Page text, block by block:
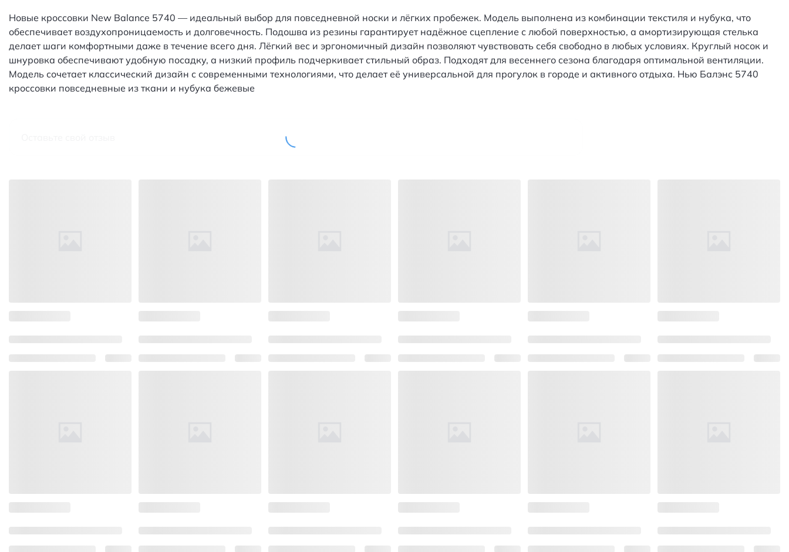
Новые кроссовки New Balance 5740 — идеальный выбор для повседневной носки и лёгких пробежек. Модель выполнена из комбинации текстиля и нубука, что
обеспечивает воздухопроницаемость и долговечность. Подошва из резины гарантирует надёжное сцепление с любой поверхностью, а амортизирующая стелька
делает шаги комфортными даже в течение всего дня. Лёгкий вес и эргономичный дизайн позволяют чувствовать себя свободно в любых условиях. Круглый носок и
шнуровка обеспечивают удобную посадку, а низкий профиль подчеркивает стильный образ. Подходят для весеннего сезона благодаря оптимальной вентиляции.
Модель сочетает классический дизайн с современными технологиями, что делает её универсальной для прогулок в городе и активного отдыха. Нью Балэнс 5740
кроссовки повседневные из ткани и нубука бежевые